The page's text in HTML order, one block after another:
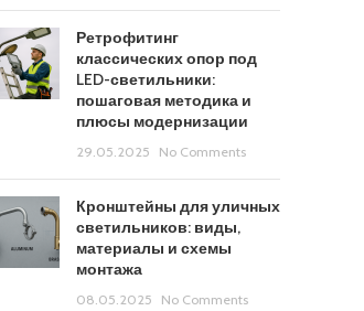
Ретрофитинг
классических опор под
LED-светильники:
пошаговая методика и
плюсы модернизации
29.05.2025 No Comments
Кронштейны для уличных
светильников: виды,
материалы и схемы
монтажа
08.05.2025 No Comments